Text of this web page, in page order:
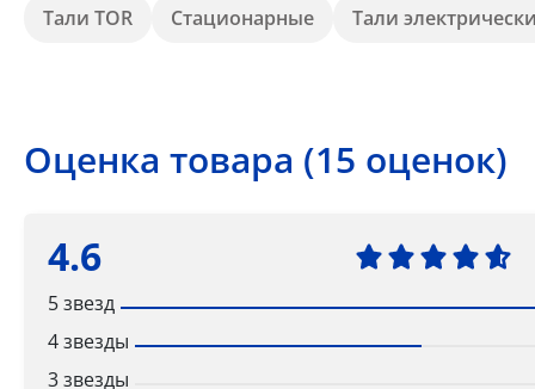
Тали TOR Стационарные Тали
Оценка товара (15 оценок)
4.6
5 звезд
4 звезды
3 звезды